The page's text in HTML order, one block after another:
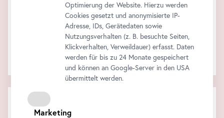
Die Audiotour am eigenenSmartphone!
Alle Informationen finden Siehier.
Warenkorb
Optimierung der Website. Hierzu werden
Cookies gesetzt und anonymisierte IP-
Adresse, IDs, Gerätedaten sowie
Nutzungsverhalten (z. B. besuchte Seiten,
Klickverhalten, Verweildauer) erfasst. Daten
werden für bis zu 24 Monate gespeichert
und können an Google-Server in den USA
übermittelt werden.
Marketing